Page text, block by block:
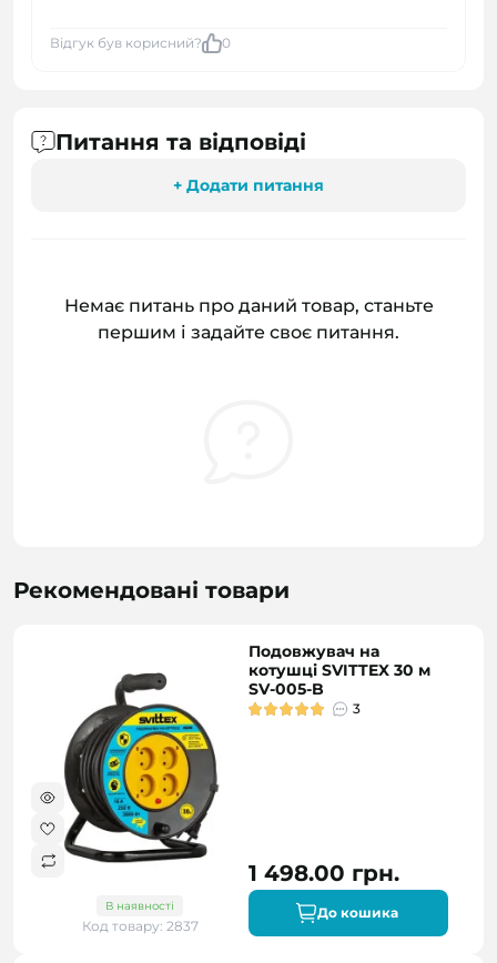
Відгук був корисний? 0
Питання та відповіді
+ Додати питання
Немає питань про даний товар, станьте
першим і задайте своє питання.
Рекомендовані товари
В наявності
Код товару: 2837
Подовжувач на
котушці SVITTEX 30 м
SV-005-B
3
1 498.00 грн.
До кошика